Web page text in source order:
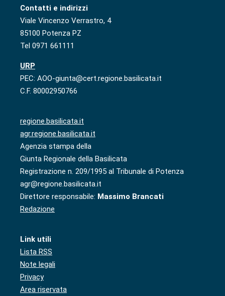
Contatti e indirizzi
Viale Vincenzo Verrastro, 4
85100 Potenza PZ
Tel 0971 661111
URP
PEC: AOO-giunta@cert.regione.basilicata.it
C.F. 80002950766
regione.basilicata.it
agr.regione.basilicata.it
Agenzia stampa della
Giunta Regionale della Basilicata
Registrazione n. 209/1995 al Tribunale di Potenza
agr@regione.basilicata.it
Direttore responsabile: Massimo Brancati
Redazione
Link utili
Lista RSS
Note legali
Privacy
Area riservata